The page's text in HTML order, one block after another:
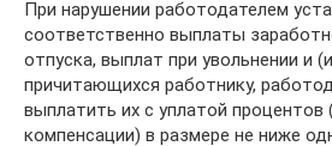
При нарушении работодателем
соответственно выплаты
отпуска, выплат при увольнении и
причитающихся работнику,
выплатить их с уплатой процентов
компенсации) в размере не ниже